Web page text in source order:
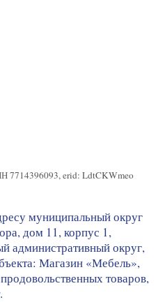
erid: LdtCKWmeo
муниципальный округ
дом 11, корпус 1,
административный округ,
Магазин «Мебель»,
товаров,